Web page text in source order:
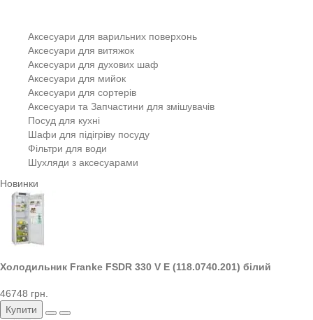
Аксесуари для варильних поверхонь
Аксесуари для витяжок
Аксесуари для духових шаф
Аксесуари для мийок
Аксесуари для сортерів
Аксесуари та Запчастини для змішувачів
Посуд для кухні
Шафи для підігріву посуду
Фільтри для води
Шухляди з аксесуарами
Новинки
Холодильник Franke FSDR 330 V E (118.0740.201) білий
46748 грн.
Купити